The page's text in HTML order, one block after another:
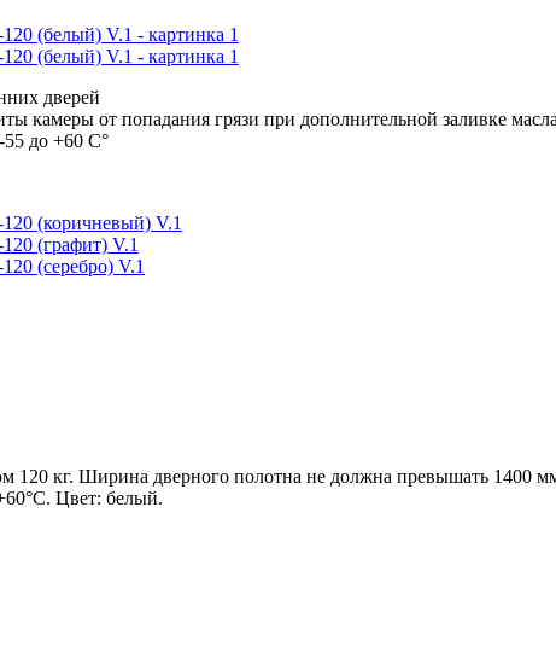
дверей
камеры от попадания грязи при дополнительной заливке масла
до +60 C°
120 кг. Ширина дверного полотна не должна превышать 1400
Цвет: белый.